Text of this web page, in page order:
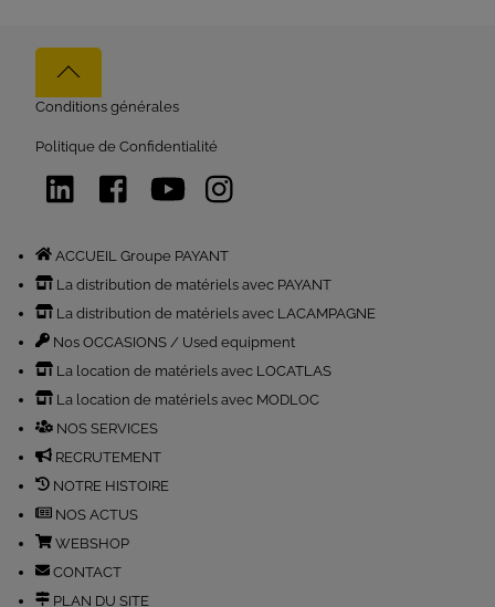
Back
to
Conditions générales
Politique de Confidentialité
LinkedIn FacebookYouTube
ACCUEIL Groupe PAYANT
La distribution de matériels avec PAYANT
La distribution de matériels avec LACAMPAGNE
Nos OCCASIONS / Used equipment
La location de matériels avec LOCATLAS
La location de matériels avec MODLOC
NOS SERVICES
RECRUTEMENT
NOTRE HISTOIRE
NOS ACTUS
WEBSHOP
CONTACT
PLAN DU SITE